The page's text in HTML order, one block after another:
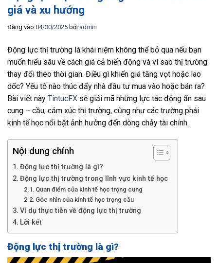
giá và xu hướng
Đăng vào 04/30/2025 bởi admin
Động lực thị trường là khái niệm không thể bỏ qua nếu bạn
muốn hiểu sâu về cách giá cả biến động và vì sao thị trường
thay đổi theo thời gian. Điều gì khiến giá tăng vọt hoặc lao
dốc? Yếu tố nào thúc đẩy nhà đầu tư mua vào hoặc bán ra?
Bài viết này TintucFX sẽ giải mã những lực tác động ẩn sau
cung – cầu, cảm xúc thị trường, cũng như các trường phái
kinh tế học nổi bật ảnh hưởng đến dòng chảy tài chính.
Nội dung chính
Động lực thị trường là gì?
Động lực thị trường trong lĩnh vực kinh tế học
Quan điểm của kinh tế học trọng cung
Góc nhìn của kinh tế học trọng cầu
Ví dụ thực tiễn về động lực thị trường
Lời kết
Động lực thị trường là gì?